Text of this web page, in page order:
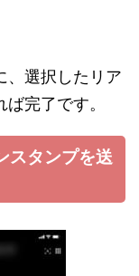
、選択したリア
完了です。
スタンプを送